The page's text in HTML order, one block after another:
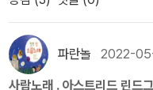
s.naver.com/article/023/
힘 유의동 '깜짝 당선'…조
rticle/002/0002443872선
나는 그림책입니다. 아이가
기에 아름다운 그림책입니다
나더라도 새삼스레 들추며
다시 늘려야 하지 않을까. 저
로 찾아가서 느긋이 책을 살
는 버스를 탈 즈음 “아, 사려
는다. 〈심다〉는 어귀에 ‘한
파란놀 2022-
사람노래 . 아스트리드 린